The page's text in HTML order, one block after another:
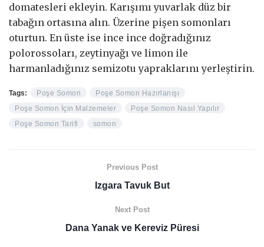
domatesleri ekleyin. Karışımı yuvarlak düz bir
tabağın ortasına alın. Üzerine pişen somonları
oturtun. En üste ise ince ince doğradığınız
polorossoları, zeytinyağı ve limon ile
harmanladığınız semizotu yapraklarını yerleştirin.
Tags: Poşe Somon
Poşe Somon Hazırlanışı
Poşe Somon İçin Malzemeler
Poşe Somon Nasıl Yapılır
Poşe Somon Tarifi
somon
Previous Post
Izgara Tavuk But
Next Post
Dana Yanak ve Kereviz Püresi